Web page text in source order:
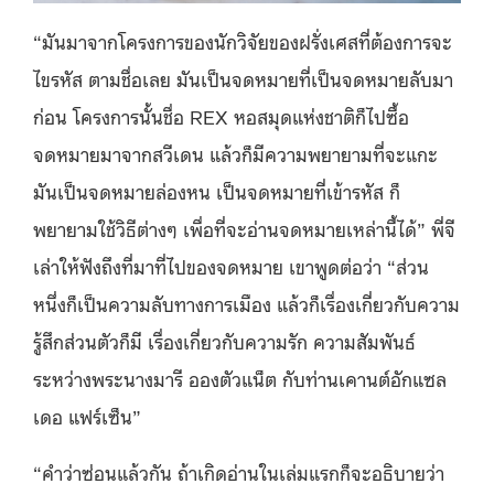
“มันมาจากโครงการของนักวิจัยของฝรั่งเศสที่ต้องการจะ
ไขรหัส ตามชื่อเลย มันเป็นจดหมายที่เป็นจดหมายลับมา
ก่อน โครงการนั้นชื่อ REX หอสมุดแห่งชาติก็ไปซื้อ
จดหมายมาจากสวีเดน แล้วก็มีความพยายามที่จะแกะ
มันเป็นจดหมายล่องหน เป็นจดหมายที่เข้ารหัส ก็
พยายามใช้วิธีต่างๆ เพื่อที่จะอ่านจดหมายเหล่านี้ได้” พี่จี
เล่าให้ฟังถึงที่มาที่ไปของจดหมาย เขาพูดต่อว่า “ส่วน
หนึ่งก็เป็นความลับทางการเมือง แล้วก็เรื่องเกี่ยวกับความ
รู้สึกส่วนตัวก็มี เรื่องเกี่ยวกับความรัก ความสัมพันธ์
ระหว่างพระนางมารี อองตัวแน็ต กับท่านเคานต์อักแซล
เดอ แฟร์เซ็น”
“คำว่าซ่อนแล้วกัน ถ้าเกิดอ่านในเล่มแรกก็จะอธิบายว่า